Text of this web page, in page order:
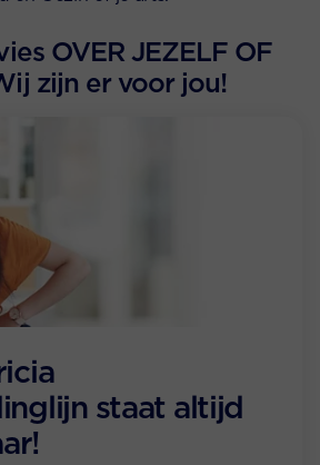
OVER JEZELF OF
zijn er voor jou!
staat altijd